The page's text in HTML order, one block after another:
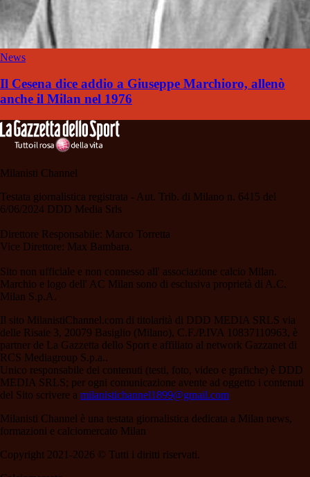
News
Il Cesena dice addio a Giuseppe Marchioro, allenò
anche il Milan nel 1976
Milanisti Channel
Testata giornalistica registrata - Aut. Trib. di Milano n. 6415 del
6/06/2024 DDD Media Srls
Direttore Responsabile: Marco Torretta
Vice Direttore: Max Bambara.
Sito non ufficiale e non connesso all' associazione calcio Milan.
Marchio e logo dell' AC Milan sono di esclusiva proprietà di A.C.
Milan S.p.A.
Il sito MilanistiChannel.com di titolarità di DDD MEDIA SRLS via
delle Risaie 3, 20079 Basiglio (Milano), C.F./P.IVA 10837110963, è
partner de La Gazzetta dello Sport e affiliato al network Gazzanet di
RCS Mediagroup S.p.a..
Unico responsabile dei contenuti (testi, foto, video e grafiche) è DDD
MEDIA SRLS; per ogni comunicazione avente ad oggetto i contenuti
del Sito scrivere a milanistichannel1899@gmail.com
Milanisti Channel è una testata giornalistica dedicata a Milan news,
formazioni e calciomercato Milan
Copyright 2021-2026 © Tutti i diritti riservati.